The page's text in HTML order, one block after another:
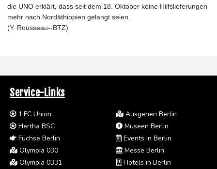
die UNO erklärt, dass seit dem 18. Oktober keine Hilfslieferungen
mehr nach Nordäthiopien gelangt seien.
(Y. Rousseau--BTZ)
Service-Links
1.FC Union
Hertha BSC
Füchse Berlin
Olympia 030
Olympia 0331
Ausgehen Berlin
Museen Berlin
Events in Berlin
Messe Berlin
Hotels in Berlin